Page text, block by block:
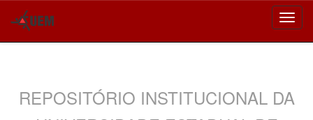
REPOSITÓRIO INSTITUCIONAL DA